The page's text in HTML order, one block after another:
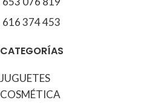
616 374 453
CATEGORÍAS
JUGUETES
COSMÉTICA